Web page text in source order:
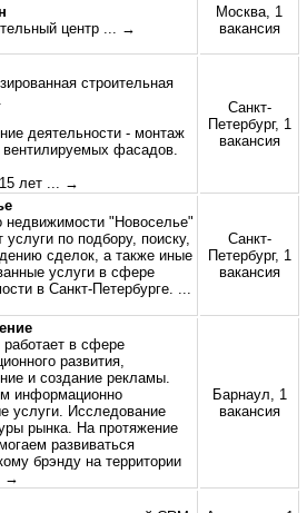
центр
... →
Москва, 1
вакансия
строительная
деятельности - монтаж
фасадов.
лет
... →
Санкт-
Петербург, 1
вакансия
недвижимости "Новоселье"
услуги по подбору, поиску,
сделок, а также иные
услуги в сфере
в Санкт-Петербурге.
Санкт-
Петербург, 1
вакансия
в сфере
развития,
и создание рекламы.
информационно
услуги. Исследование
рынка. На протяжение
развиваться
брэнду на территории
→
Барнаул, 1
вакансия